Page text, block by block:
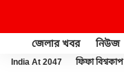
জেলার খবর নিউজ
India At 2047 ফিফা বিশ্বকাপ